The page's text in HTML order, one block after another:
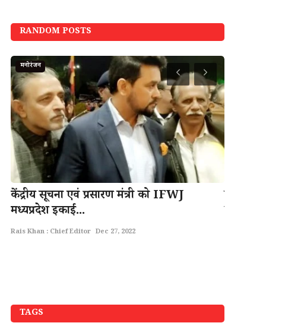
RANDOM POSTS
मनोरंजन
केंद्रीय सूचना एवं प्रसारण मंत्री को IFWJ
मध्यप्रदेश इकाई...
Rais Khan : Chief Editor Dec 27, 2022
TAGS